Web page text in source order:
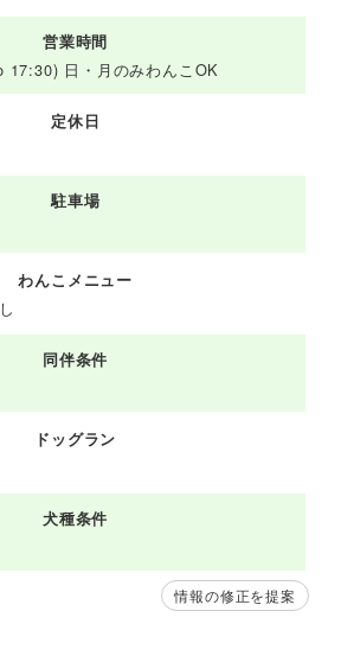
営業時間
日・月のみわんこOK
定休日
駐車場
わんこメニュー
同伴条件
ドッグラン
犬種条件
情報の修正を提案